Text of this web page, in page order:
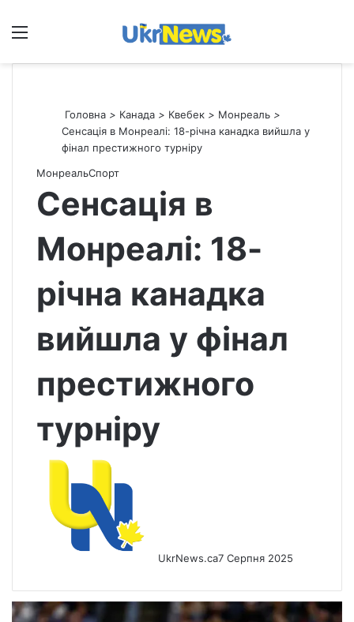
Меню
Головна > Канада > Квебек > Монреаль >
Сенсація в Монреалі: 18-річна канадка вийшла у
фінал престижного турніру
МонреальСпорт
Сенсація в
Монреалі: 18-
річна канадка
вийшла у фінал
престижного
турніру
UkrNews.ca7 Серпня 2025